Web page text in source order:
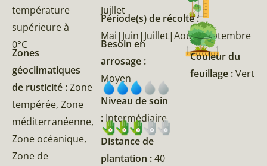
température
supérieure à
0°C
Zones
géoclimatiques
de rusticité :Zone
tempérée, Zone
méditerranéenne,
Zone océanique,
Zone de
Juillet
Période(s) de récolte :
Mai|Juin|Juillet|Août|Septembre
Besoin en
arrosage :
Moyen
Niveau de soin
: Intermédiaire
Distance de
plantation :40
Couleur du
feuillage :Vert